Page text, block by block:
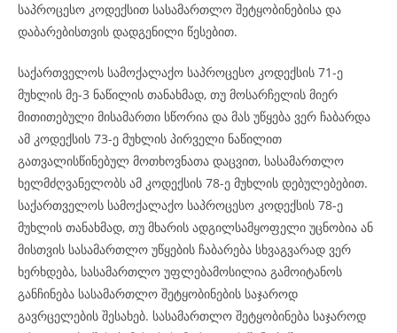
საპროცესო კოდექსით სასამართლო შეტყობინებისა და
დაბარებისთვის დადგენილი წესებით.
საქართველოს სამოქალაქო საპროცესო კოდექსის 71-ე
მუხლის მე-3 ნაწილის თანახმად, თუ მოსარჩელის მიერ
მითითებული მისამართი სწორია და მას უწყება ვერ ჩაბარდა
ამ კოდექსის 73-ე მუხლის პირველი ნაწილით
გათვალისწინებულ მოთხოვნათა დაცვით, სასამართლო
ხელმძღვანელობს ამ კოდექსის 78-ე მუხლის დებულებებით.
საქართველოს სამოქალაქო საპროცესო კოდექსის 78-ე
მუხლის თანახმად, თუ მხარის ადგილსამყოფელი უცნობია ან
მისთვის სასამართლო უწყების ჩაბარება სხვაგვარად ვერ
ხერხდება, სასამართლო უფლებამოსილია გამოიტანოს
განჩინება სასამართლო შეტყობინების საჯაროდ
გავრცელების შესახებ. სასამართლო შეტყობინება საჯაროდ